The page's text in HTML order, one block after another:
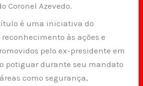
Coronel Azevedo.
é uma iniciativa do
às ações e
pelo ex-presidente em
potiguar durante seu mandato
como segurança,